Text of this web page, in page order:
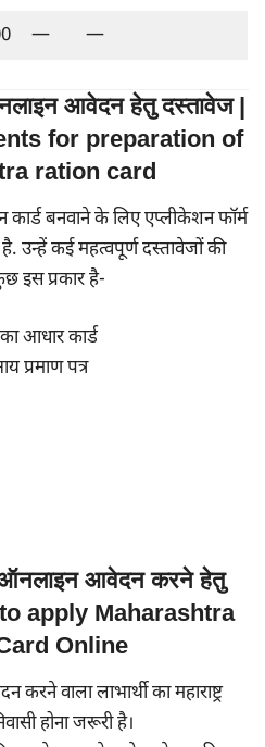
— —
आवेदन हेतु दस्तावेज |
for preparation of
ration card
कार्ड बनवाने के लिए एप्लीकेशन फॉर्म
कई महत्वपूर्ण दस्तावेजों की
इस प्रकार है-
आधार कार्ड
प्रमाण पत्र
ऑनलाइन आवेदन करने हेतु
apply Maharashtra
Online
वाला लाभार्थी का महाराष्ट्र
होना जरूरी है।